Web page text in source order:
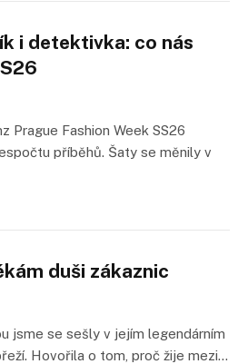
i detektivka: co nás
Prague Fashion Week SS26
příběhů. Šaty se měnily v
duši zákaznic
jsme se sešly v jejím legendárním
Hovořila o tom, proč žije mezi…